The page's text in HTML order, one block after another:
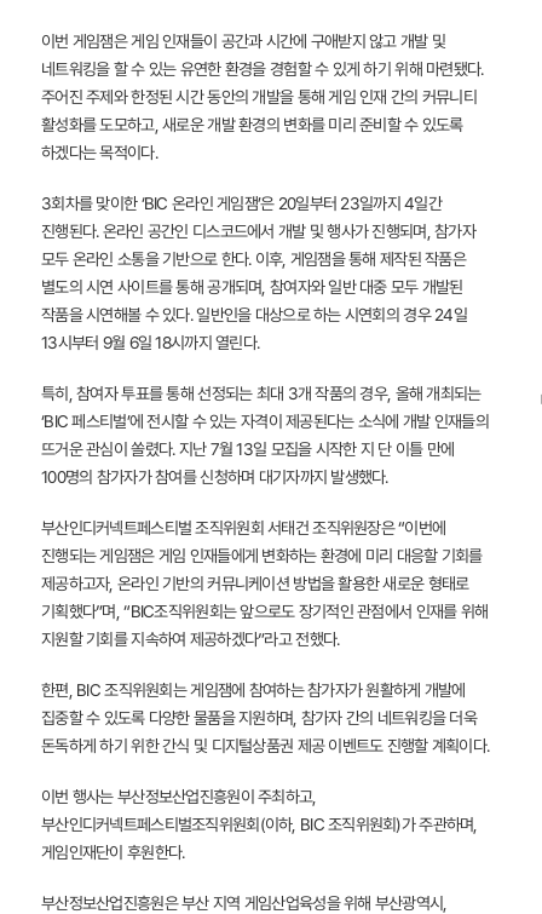
이번 게임잼은 게임 인재들이 공간과 시간에 구애받지 않고 개발 및
네트워킹을 할 수 있는 유연한 환경을 경험할 수 있게 하기 위해 마련됐다.
주어진 주제와 한정된 시간 동안의 개발을 통해 게임 인재 간의 커뮤니티
활성화를 도모하고, 새로운 개발 환경의 변화를 미리 준비할 수 있도록
하겠다는 목적이다.
3회차를 맞이한 ‘BIC 온라인 게임잼’은 20일부터 23일까지 4일간
진행된다. 온라인 공간인 디스코드에서 개발 및 행사가 진행되며, 참가자
모두 온라인 소통을 기반으로 한다. 이후, 게임잼을 통해 제작된 작품은
별도의 시연 사이트를 통해 공개되며, 참여자와 일반 대중 모두 개발된
작품을 시연해볼 수 있다. 일반인을 대상으로 하는 시연회의 경우 24일
13시부터 9월 6일 18시까지 열린다.
특히, 참여자 투표를 통해 선정되는 최대 3개 작품의 경우, 올해 개최되는
‘BIC 페스티벌’에 전시할 수 있는 자격이 제공된다는 소식에 개발 인재들의
뜨거운 관심이 쏠렸다. 지난 7월 13일 모집을 시작한 지 단 이틀 만에
100명의 참가자가 참여를 신청하며 대기자까지 발생했다.
부산인디커넥트페스티벌 조직위원회 서태건 조직위원장은 “이번에
진행되는 게임잼은 게임 인재들에게 변화하는 환경에 미리 대응할 기회를
제공하고자, 온라인 기반의 커뮤니케이션 방법을 활용한 새로운 형태로
기획했다”며, “BIC조직위원회는 앞으로도 장기적인 관점에서 인재를 위해
지원할 기회를 지속하여 제공하겠다”라고 전했다.
한편, BIC 조직위원회는 게임잼에 참여하는 참가자가 원활하게 개발에
집중할 수 있도록 다양한 물품을 지원하며, 참가자 간의 네트워킹을 더욱
돈독하게 하기 위한 간식 및 디지털상품권 제공 이벤트도 진행할 계획이다.
이번 행사는 부산정보산업진흥원이 주최하고,
부산인디커넥트페스티벌조직위원회(이하, BIC 조직위원회)가 주관하며,
게임인재단이 후원한다.
부산정보산업진흥원은 부산 지역 게임산업육성을 위해 부산광역시,